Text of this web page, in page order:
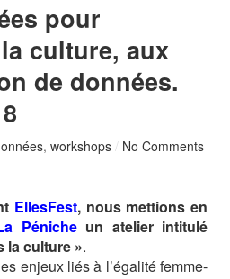
pour
culture, aux
de données.
, workshops / No Comments
EllesFest, nous mettions en
Pénicheun atelier intitulé
la culture ».
enjeux liés à l’égalité femme-